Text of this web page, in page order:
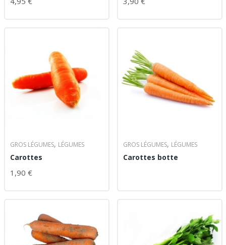
GROS LÉGUMES, LÉGUMES
Carottes
1,90 €
CHOIX DES OPTIONS
GROS LÉGUMES, LÉGUMES
Carottes botte
LIRE LA SUITE